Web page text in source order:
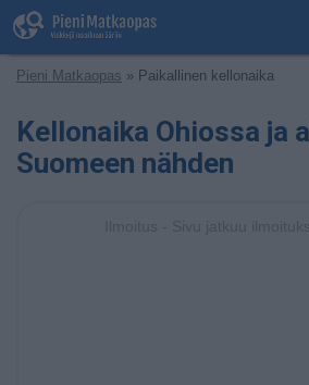
Pieni Matkaopas » Paikallinen kellonaika
Kellonaika Ohiossa ja
Suomeen nähden